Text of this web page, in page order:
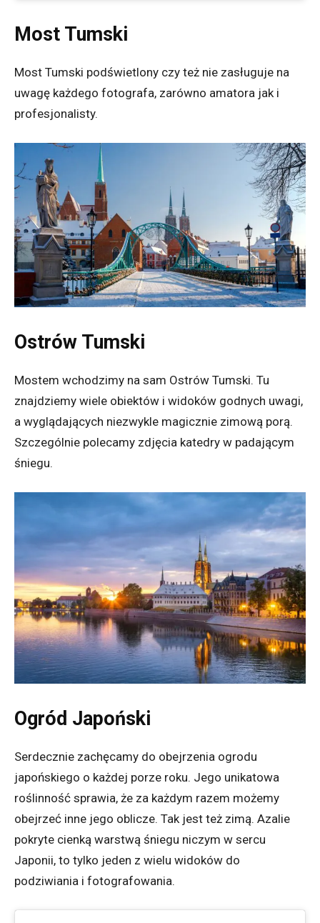
Most Tumski
Most Tumski podświetlony czy też nie zasługuje na
uwagę każdego fotografa, zarówno amatora jak i
profesjonalisty.
Ostrów Tumski
Mostem wchodzimy na sam Ostrów Tumski. Tu
znajdziemy wiele obiektów i widoków godnych uwagi,
a wyglądających niezwykle magicznie zimową porą.
Szczególnie polecamy zdjęcia katedry w padającym
śniegu.
Ogród Japoński
Serdecznie zachęcamy do obejrzenia ogrodu
japońskiego o każdej porze roku. Jego unikatowa
roślinność sprawia, że za każdym razem możemy
obejrzeć inne jego oblicze. Tak jest też zimą. Azalie
pokryte cienką warstwą śniegu niczym w sercu
Japonii, to tylko jeden z wielu widoków do
podziwiania i fotografowania.